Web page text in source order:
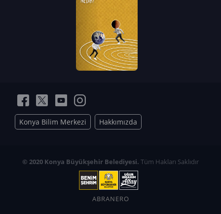
Konya Bilim Merkezi Hakkımızda
© 2020 Konya Büyükşehir Belediyesi. Tüm Hakları Saklıdır
ABRANERO